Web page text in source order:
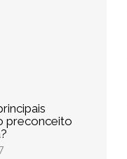
preconceito